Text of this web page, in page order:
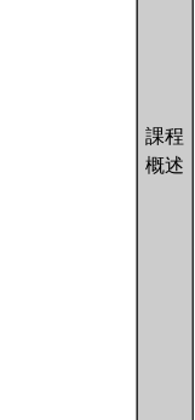
課程
概述